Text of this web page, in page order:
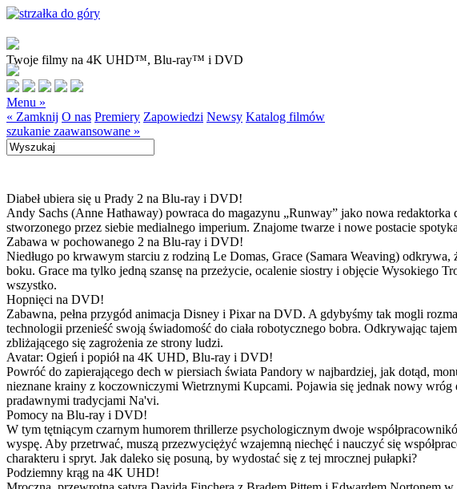
Twoje filmy na 4K UHD™, Blu-ray™ i DVD
Menu »
« Zamknij O nas Premiery Zapowiedzi Newsy Katalog filmów
szukanie zaawansowane »
Diabeł ubiera się u Prady 2 na Blu-ray i DVD!
Andy Sachs (Anne Hathaway) powraca do magazynu „Runway” jako nowa redaktorka
stworzonego przez siebie medialnego imperium. Znajome twarze i nowe postacie
Zabawa w pochowanego 2 na Blu-ray i DVD!
Niedługo po krwawym starciu z rodziną Le Domas, Grace (Samara Weaving)
boku. Grace ma tylko jedną szansę na przeżycie, ocalenie siostry i objęcie Wysokiego
wszystko.
Hopnięci na DVD!
Zabawna, pełna przygód animacja Disney i Pixar na DVD. A gdybyśmy tak mogli
technologii przenieść swoją świadomość do ciała robotycznego bobra. Odkrywając
zbliżającego się zagrożenia ze strony ludzi.
Avatar: Ogień i popiół na 4K UHD, Blu-ray i DVD!
Powróć do zapierającego dech w piersiach świata Pandory w najbardziej, jak dotąd,
nieznane krainy z koczowniczymi Wietrznymi Kupcami. Pojawia się jednak nowy
pradawnymi tradycjami Na'vi.
Pomocy na Blu-ray i DVD!
W tym tętniącym czarnym humorem thrillerze psychologicznym dwoje
wyspę. Aby przetrwać, muszą przezwyciężyć wzajemną niechęć i nauczyć się
charakteru i spryt. Jak daleko się posuną, by wydostać się z tej mrocznej pułapki?
Podziemny krąg na 4K UHD!